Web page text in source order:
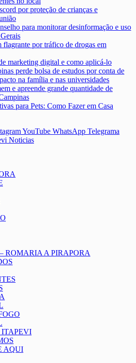
por proteção de crianças e
para monitorar desinformação e uso
flagrante por tráfico de drogas em
marketing digital e como aplicá-lo
perde bolsa de estudos por conta de
na família e nas universidades
e apreende grande quantidade de
para Pets: Como Fazer em Casa
YouTube WhatsApp Telegrama
ROMARIA A PIRAPORA
ITAPEVI
AQUI